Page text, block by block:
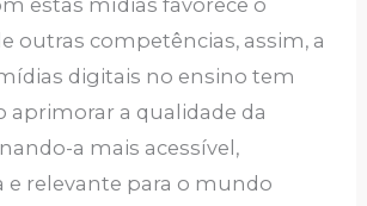
estas mídias favorece o
outras competências, assim, a
digitais no ensino tem
aprimorar a qualidade da
a mais acessível,
e relevante para o mundo